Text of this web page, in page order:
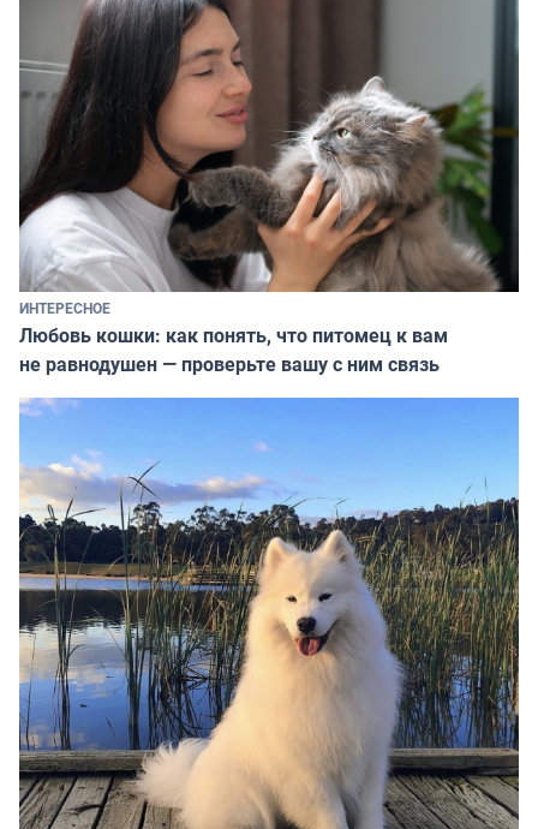
ИНТЕРЕСНОЕ
Любовь кошки: как понять, что питомец к вам
не равнодушен — проверьте вашу с ним связь